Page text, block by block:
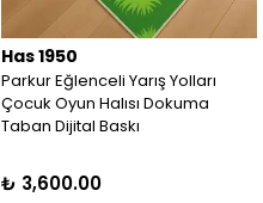
Has 1950
Parkur Eğlenceli Yarış Yolları
Çocuk Oyun Halısı Dokuma
Taban Dijital Baskı
₺ 3,600.00